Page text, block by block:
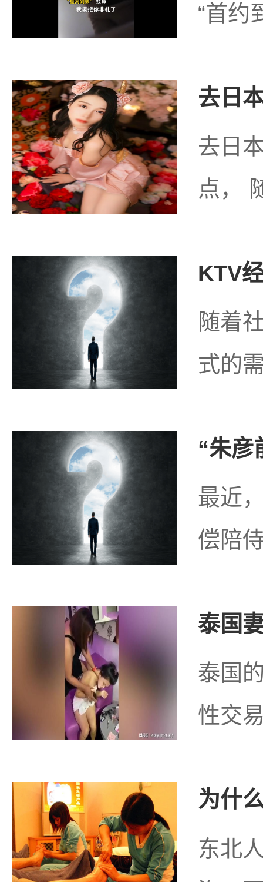
“首约
去日
去日
点，
KTV
随着
式的
“朱彦
最近
偿陪
泰国
泰国
性交
为什
东北